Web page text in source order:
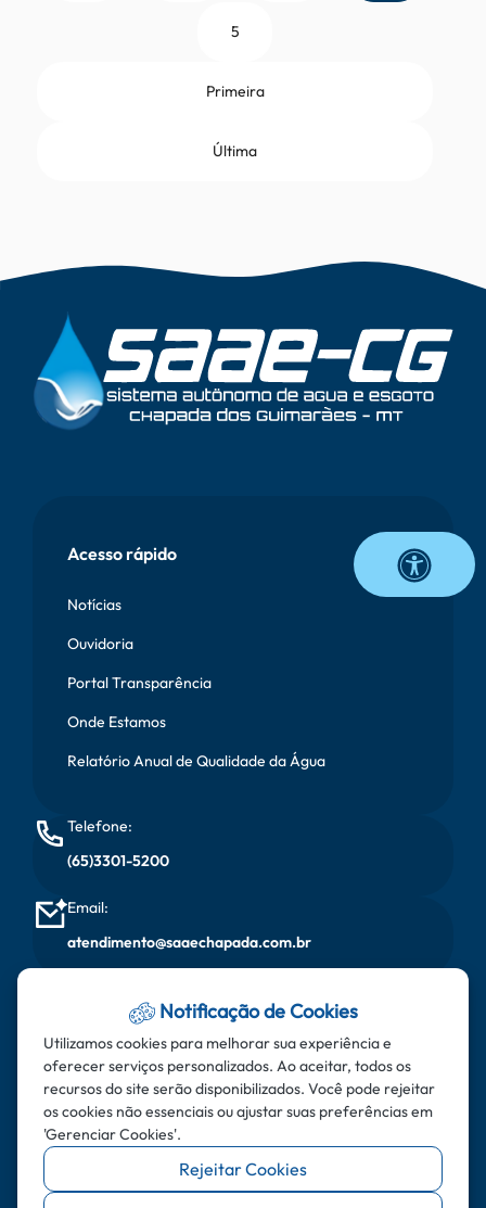
Primeira
5
Última
Onda
Rodapé
Acesso rápido
Notícias
Ouvidoria
Portal Transparência
Onde Estamos
Relatório Anual de Qualidade da Água
Telefone:
(65)3301-5200
Email:
atendimento@saaechapada.com.br
Segunda à sexta, das 08:00 horas às 17:00 horas
Endereço:
Rua do Aricás - Bairro: Santa Cruz - CEP: 78.195-000 -
Chapada dos Guimarães - MT
Notificação de Cookies
Utilizamos cookies para melhorar sua experiência e
oferecer serviços personalizados. Ao aceitar, todos os
recursos do site serão disponibilizados. Você pode rejeitar
os cookies não essenciais ou ajustar suas preferências em
'Gerenciar Cookies'.
Rejeitar Cookies